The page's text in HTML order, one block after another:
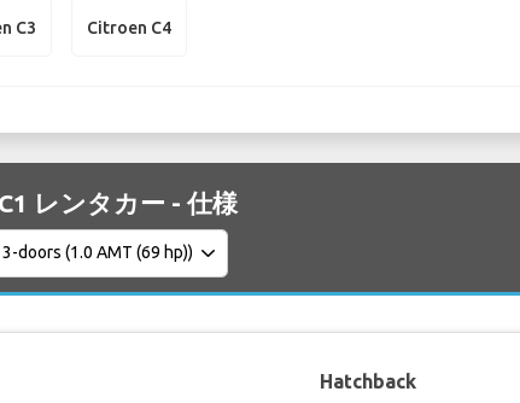
C3 Citroen C4
レンタカー - 仕様
Hatchback